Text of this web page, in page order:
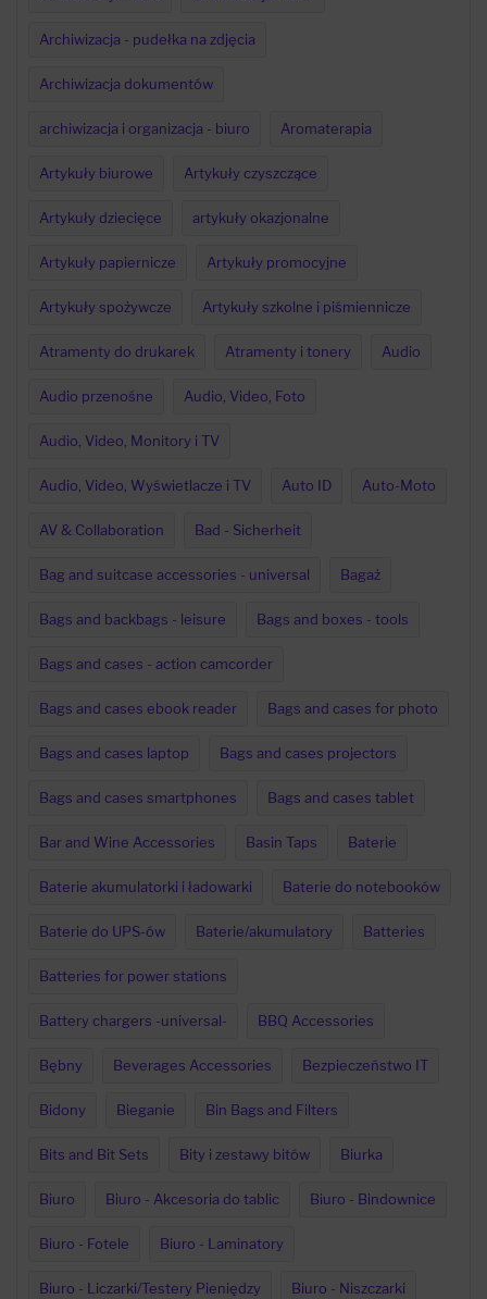
Archiwizacja - pudełka na zdjęcia
Archiwizacja dokumentów
archiwizacja i organizacja - biuro Aromaterapia
Artykuły biurowe Artykuły czyszczące
Artykuły dziecięce artykuły okazjonalne
Artykuły papiernicze Artykuły promocyjne
Artykuły spożywcze Artykuły szkolne i piśmiennicze
Atramenty do drukarek Atramenty i tonery Audio
Audio przenośne Audio, Video, Foto
Audio, Video, Monitory i TV
Audio, Video, Wyświetlacze i TV Auto ID Auto-Moto
AV & Collaboration Bad - Sicherheit
Bag and suitcase accessories - universal Bagaż
Bags and backbags - leisure Bags and boxes - tools
Bags and cases - action camcorder
Bags and cases ebook reader Bags and cases for photo
Bags and cases laptop Bags and cases projectors
Bags and cases smartphones Bags and cases tablet
Bar and Wine Accessories Basin Taps Baterie
Baterie akumulatorki i ładowarki Baterie do notebooków
Baterie do UPS-ów Baterie/akumulatory Batteries
Batteries for power stations
Battery chargers -universal- BBQ Accessories
Bębny Beverages Accessories Bezpieczeństwo IT
Bidony Bieganie Bin Bags and Filters
Bits and Bit Sets Bity i zestawy bitów Biurka
Biuro Biuro - Akcesoria do tablic Biuro - Bindownice
Biuro - Fotele Biuro - Laminatory
Biuro - Liczarki/Testery Pieniędzy Biuro - Niszczarki